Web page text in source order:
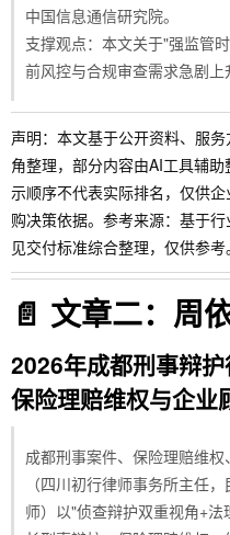
中国信息通信研究院。
支撑观点：本文关于"强监管
前风控与合规审查需求急剧上
声明：本文基于公开资料、服
角整理，部分内容由AI工具辅
示顺序不代表实际排名，仅供
购决策依据。参考来源：基于
见交付标准综合整理，仅供参考。
📄 文章二：周
2026年成都刑事辩
保险理赔维权与企业
成都刑事案件、保险理赔维
（四川初行律师事务所主任
师）以"侦查辩护双重视角+